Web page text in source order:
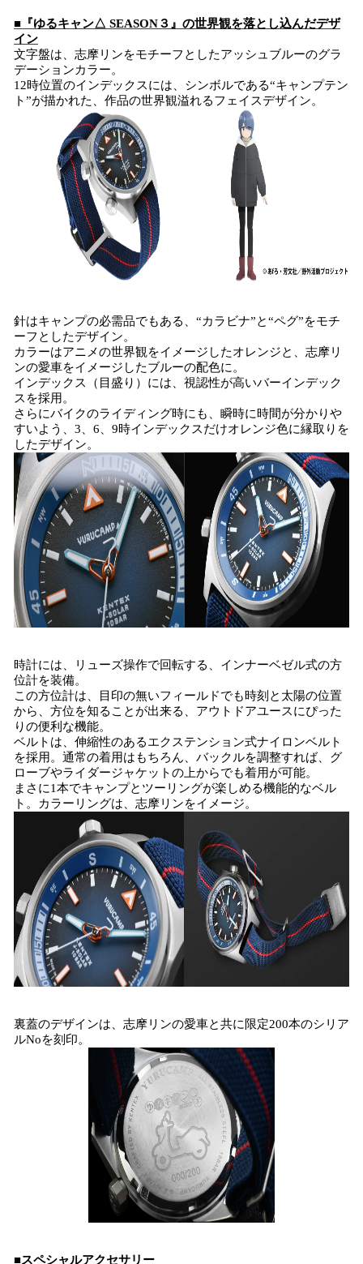
■『ゆるキャン△ SEASON３』の世界観を落とし込んだデザ
イン
文字盤は、志摩リンをモチーフとしたアッシュブルーのグラ
デーションカラー。
12時位置のインデックスには、シンボルである“キャンプテン
ト”が描かれた、作品の世界観溢れるフェイスデザイン。
針はキャンプの必需品でもある、“カラビナ”と“ペグ”をモチ
ーフとしたデザイン。
カラーはアニメの世界観をイメージしたオレンジと、志摩リ
ンの愛車をイメージしたブルーの配色に。
インデックス（目盛り）には、視認性が高いバーインデック
スを採用。
さらにバイクのライディング時にも、瞬時に時間が分かりや
すいよう、3、6、9時インデックスだけオレンジ色に縁取りを
したデザイン。
時計には、リューズ操作で回転する、インナーベゼル式の方
位計を装備。
この方位計は、目印の無いフィールドでも時刻と太陽の位置
から、方位を知ることが出来る、アウトドアユースにぴった
りの便利な機能。
ベルトは、伸縮性のあるエクステンション式ナイロンベルト
を採用。通常の着用はもちろん、バックルを調整すれば、グ
ローブやライダージャケットの上からでも着用が可能。
まさに1本でキャンプとツーリングが楽しめる機能的なベル
ト。カラーリングは、志摩リンをイメージ。
裏蓋のデザインは、志摩リンの愛車と共に限定200本のシリア
ルNoを刻印。
■スペシャルアクセサリー